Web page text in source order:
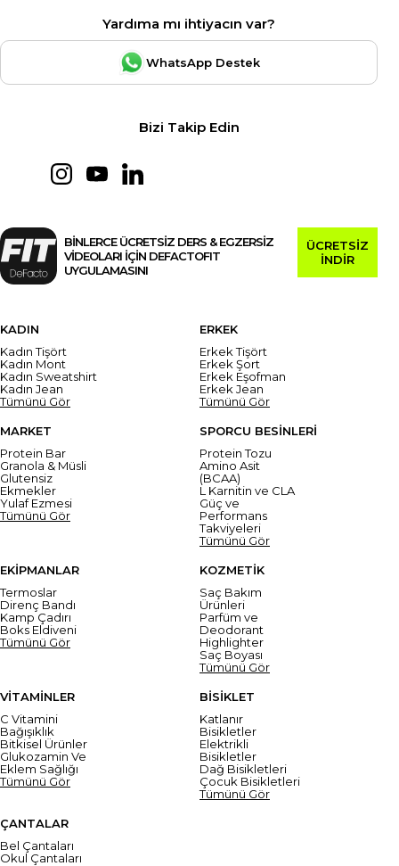
Yardıma mı ihtiyacın var?
WhatsApp Destek
Bizi Takip Edin
BİNLERCE ÜCRETSİZ DERS & EGZERSİZ
VİDEOLARI İÇİN DEFACTOFIT
UYGULAMASINI
ÜCRETSİZ
İNDİR
KADIN
Kadın Tişört
Kadın Mont
Kadın Sweatshirt
Kadın Jean
Tümünü Gör
ERKEK
Erkek Tişört
Erkek Şort
Erkek Eşofman
Erkek Jean
Tümünü Gör
MARKET
Protein Bar
Granola & Müsli
Glutensiz
Ekmekler
Yulaf Ezmesi
Tümünü Gör
SPORCU BESİNLERİ
Protein Tozu
Amino Asit
(BCAA)
L Karnitin ve CLA
Güç ve
Performans
Takviyeleri
Tümünü Gör
EKİPMANLAR
Termoslar
Direnç Bandı
Kamp Çadırı
Boks Eldiveni
Tümünü Gör
KOZMETİK
Saç Bakım
Ürünleri
Parfüm ve
Deodorant
Highlighter
Saç Boyası
Tümünü Gör
VİTAMİNLER
C Vitamini
Bağışıklık
Bitkisel Ürünler
Glukozamin Ve
Eklem Sağlığı
Tümünü Gör
BİSİKLET
Katlanır
Bisikletler
Elektrikli
Bisikletler
Dağ Bisikletleri
Çocuk Bisikletleri
Tümünü Gör
ÇANTALAR
Bel Çantaları
Okul Çantaları